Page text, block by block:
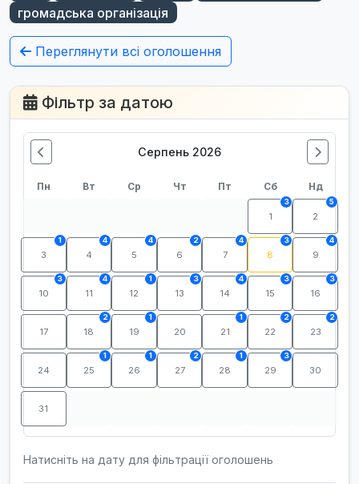
громадська організація
Переглянути всі оголошення
Фільтр за датою
Серпень 2026
Пн Вт Ср Чт Пт Сб Нд
1
3
2
5
3
1
4
4
5
4
6
2
7
4
8
3
9
4
10
3
11
4
12
1
13
3
14
4
15
3
16
3
17 18
2
19
1
20 21
1
22
2
23
2
24 25
1
26
1
27
2
28
1
29
3
30
31
Натисніть на дату для фільтрації оголошень